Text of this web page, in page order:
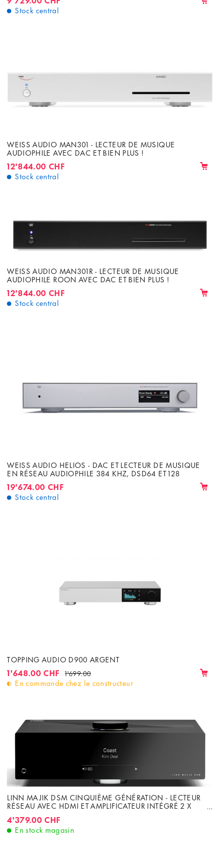
Stock central
WEISS AUDIO MAN301 - LECTEUR DE MUSIQUE
AUDIOPHILE AVEC DAC ET BIEN PLUS !
12'844.00 CHF
Stock central
WEISS AUDIO MAN301R - LECTEUR DE MUSIQUE
AUDIOPHILE ROON AVEC DAC ET BIEN PLUS !
12'844.00 CHF
Stock central
WEISS AUDIO HELIOS - DAC ET LECTEUR DE MUSIQUE
EN RÉSEAU AUDIOPHILE 384 KHZ, DSD64 ET 128
19'674.00 CHF
Stock central
TOPPING AUDIO D900 ARGENT
1'648.00 CHF 1'699.00
En commande chez le constructeur
LINN MAJIK DSM CINQUIÈME GÉNÉRATION - LECTEUR
RÉSEAU AVEC HDMI ET AMPLIFICATEUR INTÉGRÉ 2 X
4'379.00 CHF
En stock magasin